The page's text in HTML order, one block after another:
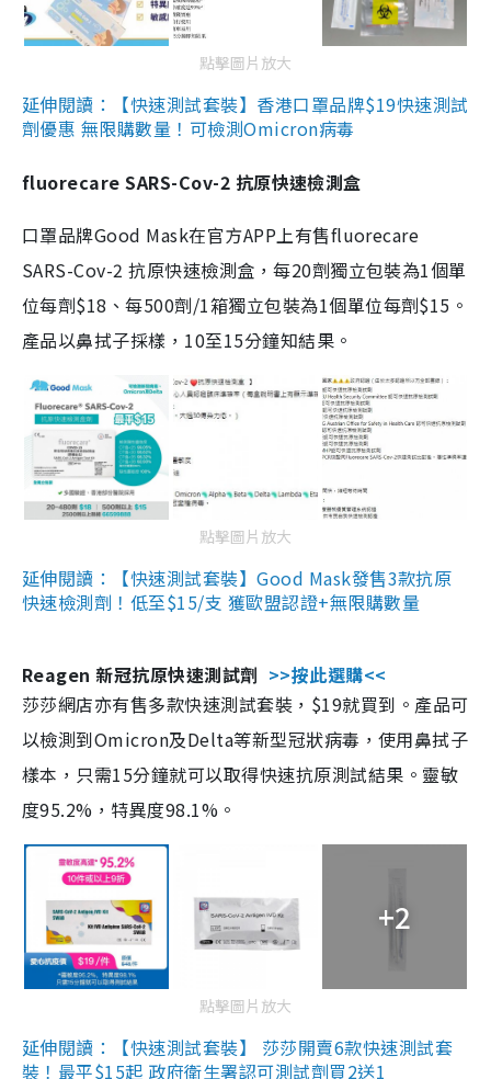
點擊圖片放大
延伸閱讀：【快速測試套裝】香港口罩品牌$19快速測試
劑優惠 無限購數量！可檢測Omicron病毒
fluorecare SARS-Cov-2 抗原快速檢測盒
口罩品牌Good Mask在官方APP上有售fluorecare
SARS-Cov-2 抗原快速檢測盒，每20劑獨立包裝為1個單
位每劑$18、每500劑/1箱獨立包裝為1個單位每劑$15。
產品以鼻拭子採樣，10至15分鐘知結果。
點擊圖片放大
延伸閱讀：【快速測試套裝】Good Mask發售3款抗原
快速檢測劑！低至$15/支 獲歐盟認證+無限購數量
Reagen 新冠抗原快速測試劑 >>按此選購<<
莎莎網店亦有售多款快速測試套裝，$19就買到。產品可
以檢測到Omicron及Delta等新型冠狀病毒，使用鼻拭子
樣本，只需15分鐘就可以取得快速抗原測試結果。靈敏
度95.2%，特異度98.1%。
+2
點擊圖片放大
延伸閱讀：【快速測試套裝】 莎莎開賣6款快速測試套
裝！最平$15起 政府衛生署認可測試劑買2送1